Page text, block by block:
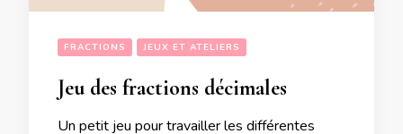
FRACTIONS JEUX ET ATELIERS
Jeu des fractions décimales
Un petit jeu pour travailler les différentes